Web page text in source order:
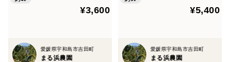
¥3,600
愛媛県宇和島市吉田町
まる浜農園
¥5,400
愛媛県宇和島市吉田町
まる浜農園